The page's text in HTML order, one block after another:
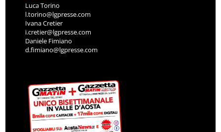
Luca Torino
l.torino@lgpresse.com
Ivana Cretier
i.cretier@lgpresse.com
Daniele Fimiano
d.fimiano@lgpresse.com